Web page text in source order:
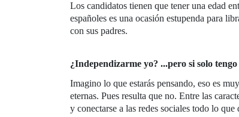
Los candidatos tienen que tener una edad
españoles es una ocasión estupenda para
con sus padres.
¿Independizarme yo? ...pero si solo tengo
Imagino lo que estarás pensando, eso es
eternas. Pues resulta que no. Entre las
y conectarse a las redes sociales todo lo